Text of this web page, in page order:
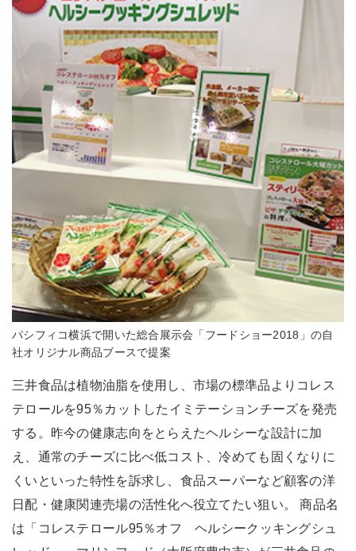
パシフィコ横浜で開いた総合展示会「フードショー2018」の自
社オリジナル商品ブースで提案
三井食品は植物油脂を使用し、市場の標準品よりコレス
テロールを95％カットしたイミテーションチーズを発売
する。昨今の健康志向をとらえたヘルシーな設計に加
え、通常のチーズに比べ低コスト、冷めても固くなりに
くいといった特性を訴求し、食品スーパーなど顧客の洋
日配・健康関連売場の活性化へ役立てたい狙い。 商品名
は「コレステロール95％オフ ヘルシークッキングシュ